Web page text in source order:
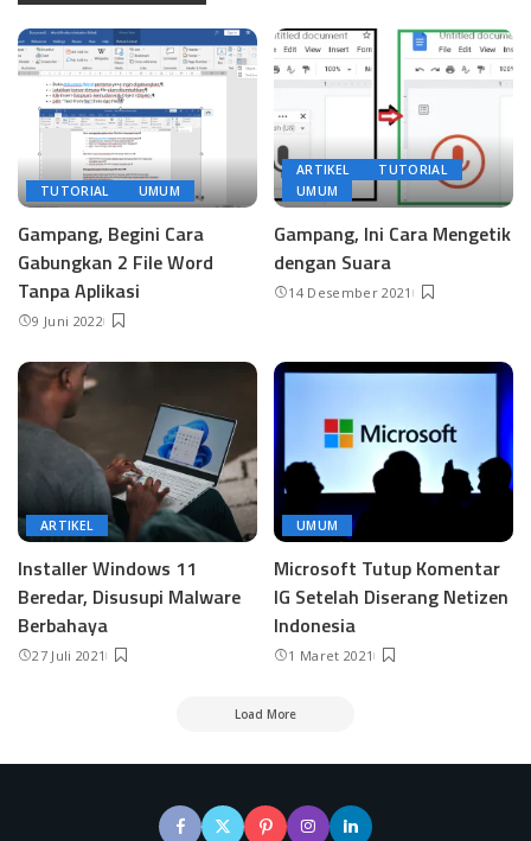
TUTORIAL UMUM
Gampang, Begini Cara
Gabungkan 2 File Word
Tanpa Aplikasi
9 Juni 2022
ARTIKEL
TUTORIAL
UMUM
Gampang, Ini Cara Mengetik
dengan Suara
14 Desember 2021
ARTIKEL
Installer Windows 11
Beredar, Disusupi Malware
Berbahaya
27 Juli 2021
UMUM
Microsoft Tutup Komentar
IG Setelah Diserang Netizen
Indonesia
1 Maret 2021
Load More